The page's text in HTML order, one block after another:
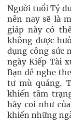
Người tuổi Tý
nên nay sẽ là
giáp này có
không được
dụng công sức
ngày Kiếp Tài
Bạn dễ nghe
tư mù quáng.
khiến tâm
hãy coi như
khiến những